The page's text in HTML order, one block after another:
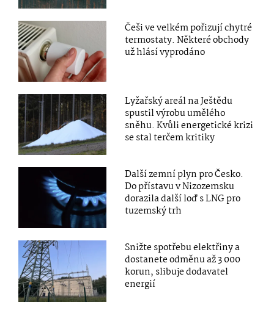
Češi ve velkém pořizují chytré
termostaty. Některé obchody
už hlásí vyprodáno
Lyžařský areál na Ještědu
spustil výrobu umělého
sněhu. Kvůli energetické krizi
se stal terčem kritiky
Další zemní plyn pro Česko.
Do přístavu v Nizozemsku
dorazila další loď s LNG pro
tuzemský trh
Snižte spotřebu elektřiny a
dostanete odměnu až 3 000
korun, slibuje dodavatel
energií